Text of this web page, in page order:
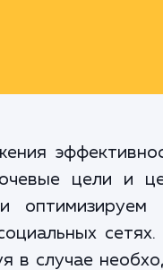
цели и
в случае